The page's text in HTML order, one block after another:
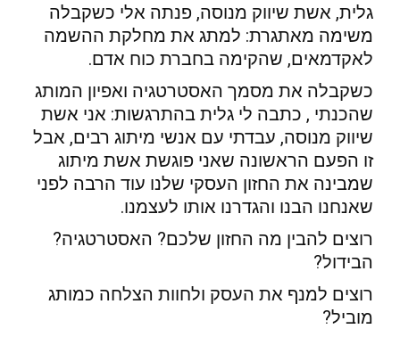
גלית, אשת שיווק מנוסה, פנתה אלי כשקבלה
משימה מאתגרת: למתג את מחלקת ההשמה
לאקדמאים, שהקימה בחברת כוח אדם.
כשקבלה את מסמך האסטרטגיה ואפיון המותג
שהכנתי , כתבה לי גלית בהתרגשות: אני אשת
שיווק מנוסה, עבדתי עם אנשי מיתוג רבים, אבל
זו הפעם הראשונה שאני פוגשת אשת מיתוג
שמבינה את החזון העסקי שלנו עוד הרבה לפני
שאנחנו הבנו והגדרנו אותו לעצמנו.
רוצים להבין מה החזון שלכם? האסטרטגיה?
הבידול?
רוצים למנף את העסק ולחוות הצלחה כמותג
מוביל?